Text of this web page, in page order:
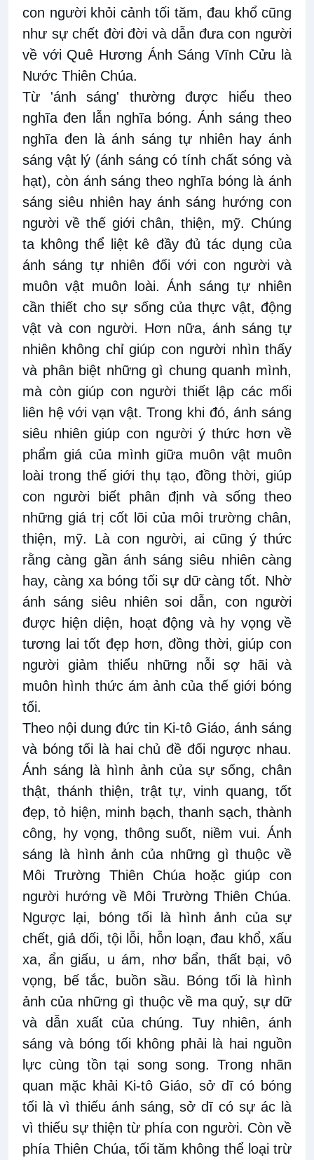
con người khỏi cảnh tối tăm, đau khổ cũng
như sự chết đời đời và dẫn đưa con người
về với Quê Hương Ánh Sáng Vĩnh Cửu là
Nước Thiên Chúa.
Từ 'ánh sáng' thường được hiểu theo
nghĩa đen lẫn nghĩa bóng. Ánh sáng theo
nghĩa đen là ánh sáng tự nhiên hay ánh
sáng vật lý (ánh sáng có tính chất sóng và
hạt), còn ánh sáng theo nghĩa bóng là ánh
sáng siêu nhiên hay ánh sáng hướng con
người về thế giới chân, thiện, mỹ. Chúng
ta không thể liệt kê đầy đủ tác dụng của
ánh sáng tự nhiên đối với con người và
muôn vật muôn loài. Ánh sáng tự nhiên
cần thiết cho sự sống của thực vật, động
vật và con người. Hơn nữa, ánh sáng tự
nhiên không chỉ giúp con người nhìn thấy
và phân biệt những gì chung quanh mình,
mà còn giúp con người thiết lập các mối
liên hệ với vạn vật. Trong khi đó, ánh sáng
siêu nhiên giúp con người ý thức hơn về
phẩm giá của mình giữa muôn vật muôn
loài trong thế giới thụ tạo, đồng thời, giúp
con người biết phân định và sống theo
những giá trị cốt lõi của môi trường chân,
thiện, mỹ. Là con người, ai cũng ý thức
rằng càng gần ánh sáng siêu nhiên càng
hay, càng xa bóng tối sự dữ càng tốt. Nhờ
ánh sáng siêu nhiên soi dẫn, con người
được hiện diện, hoạt động và hy vọng về
tương lai tốt đẹp hơn, đồng thời, giúp con
người giảm thiểu những nỗi sợ hãi và
muôn hình thức ám ảnh của thế giới bóng
tối.
Theo nội dung đức tin Ki-tô Giáo, ánh sáng
và bóng tối là hai chủ đề đối ngược nhau.
Ánh sáng là hình ảnh của sự sống, chân
thật, thánh thiện, trật tự, vinh quang, tốt
đẹp, tỏ hiện, minh bạch, thanh sạch, thành
công, hy vọng, thông suốt, niềm vui. Ánh
sáng là hình ảnh của những gì thuộc về
Môi Trường Thiên Chúa hoặc giúp con
người hướng về Môi Trường Thiên Chúa.
Ngược lại, bóng tối là hình ảnh của sự
chết, giả dối, tội lỗi, hỗn loạn, đau khổ, xấu
xa, ẩn giấu, u ám, nhơ bẩn, thất bại, vô
vọng, bế tắc, buồn sầu. Bóng tối là hình
ảnh của những gì thuộc về ma quỷ, sự dữ
và dẫn xuất của chúng. Tuy nhiên, ánh
sáng và bóng tối không phải là hai nguồn
lực cùng tồn tại song song. Trong nhãn
quan mặc khải Ki-tô Giáo, sở dĩ có bóng
tối là vì thiếu ánh sáng, sở dĩ có sự ác là
vì thiếu sự thiện từ phía con người. Còn về
phía Thiên Chúa, tối tăm không thể loại trừ